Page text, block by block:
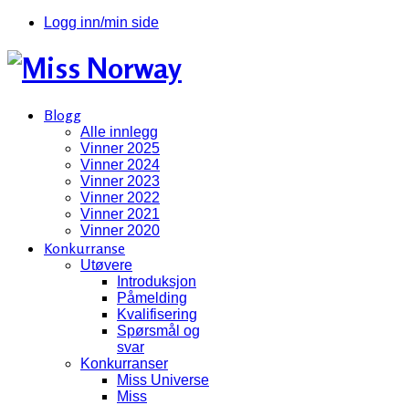
Logg inn/min side
Blogg
Alle innlegg
Vinner 2025
Vinner 2024
Vinner 2023
Vinner 2022
Vinner 2021
Vinner 2020
Konkurranse
Utøvere
Introduksjon
Påmelding
Kvalifisering
Spørsmål og
svar
Konkurranser
Miss Universe
Miss